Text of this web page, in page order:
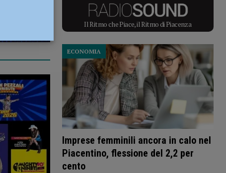
Il Ritmo che Piace, il Ritmo di Piacenza
Imprese femminili ancora in calo nel
Piacentino, flessione del 2,2 per
cento
ECONOMIA